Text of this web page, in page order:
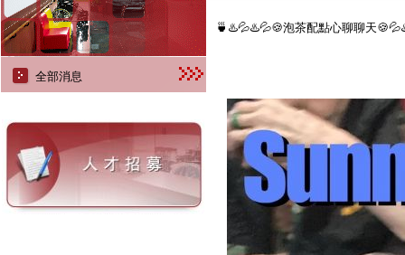
全部消息
🍵♨️💦♨️💦🍪泡茶配點心聊聊天